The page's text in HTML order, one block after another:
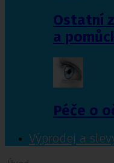
Ostatní
a
Péče o
Výprodej a